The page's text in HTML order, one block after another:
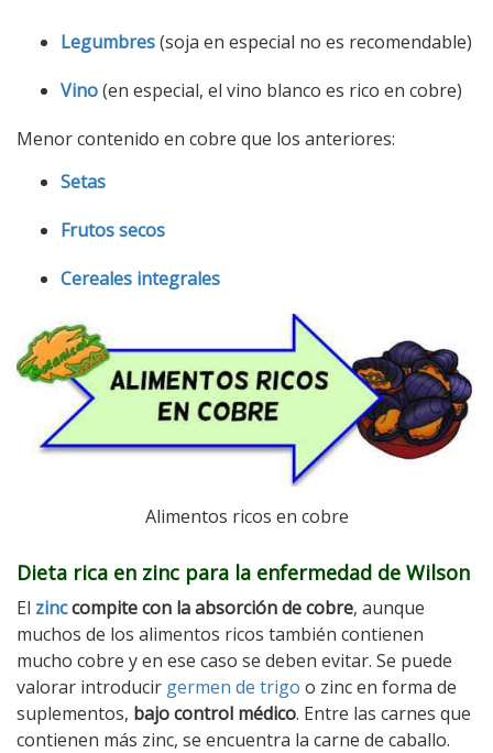
Legumbres(soja en especial no es recomendable)
Vino(en especial, el vino blanco es rico en cobre)
Menor contenido en cobre que los anteriores:
Setas
Frutos secos
Cereales integrales
Alimentos ricos en cobre
Dieta rica en zinc para la enfermedad de Wilson
El zinccompite con la absorción de cobre, aunque
muchos de los alimentos ricos también contienen
mucho cobre y en ese caso se deben evitar. Se puede
valorar introducir germen de trigo o zinc en forma de
suplementos, bajo control médico. Entre las carnes que
contienen más zinc, se encuentra la carne de caballo.